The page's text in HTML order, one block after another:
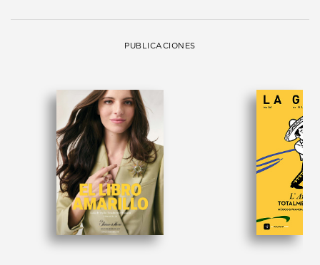
PUBLICACIONES